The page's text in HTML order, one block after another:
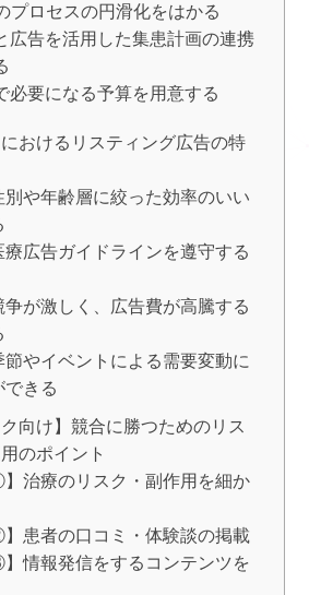
プロセスの円滑化をはかる
広告を活用した集患計画の連携
必要になる予算を用意する
おけるリスティング広告の特
別や年齢層に絞った効率のいい
療広告ガイドラインを遵守する
争が激しく、広告費が高騰する
節やイベントによる需要変動に
できる
ク向け】競合に勝つためのリス
のポイント
】治療のリスク・副作用を細か
】患者の口コミ・体験談の掲載
】情報発信をするコンテンツを